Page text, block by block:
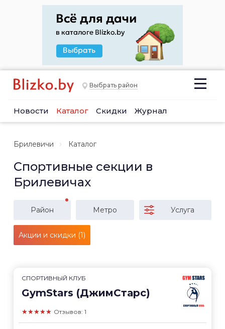
Выбрать район
Новости Каталог Скидки Журнал
Брилевичи Каталог
Спортивные секции в
Брилевичах
Район Метро Услуга
Акции и скидки (1)
СПОРТИВНЫЙ КЛУБ
GymStars (ДжимСтарс)
★★★★★ Отзывов: 1